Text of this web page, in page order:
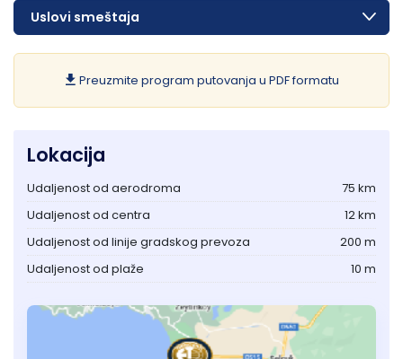
Uslovi smeštaja
Preuzmite program putovanja u PDF formatu
Lokacija
Udaljenost od aerodroma
75 km
Udaljenost od centra
12 km
Udaljenost od linije gradskog prevoza
200 m
Udaljenost od plaže
10 m